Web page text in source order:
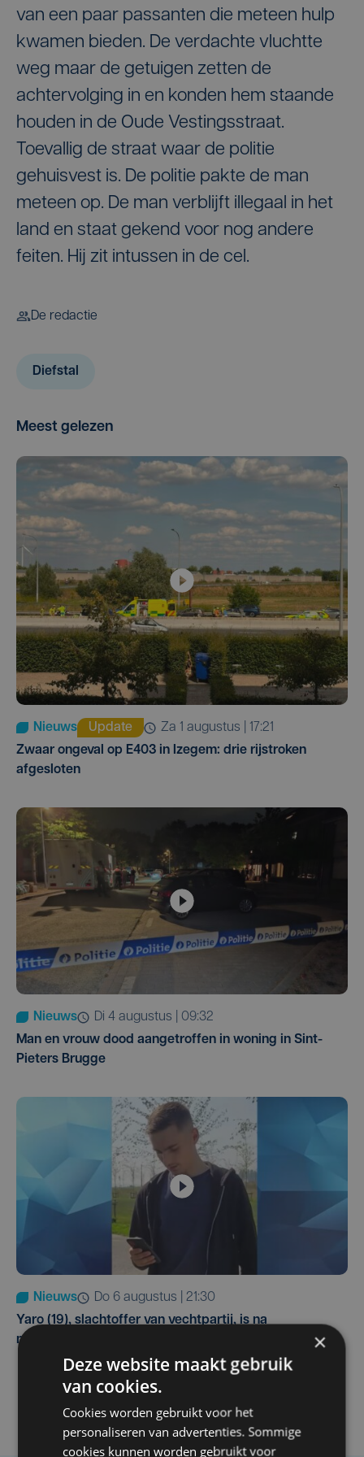
van een paar passanten die meteen hulp
kwamen bieden. De verdachte vluchtte
weg maar de getuigen zetten de
achtervolging in en konden hem staande
houden in de Oude Vestingsstraat.
Toevallig de straat waar de politie
gehuisvest is. De politie pakte de man
meteen op. De man verblijft illegaal in het
land en staat gekend voor nog andere
feiten. Hij zit intussen in de cel.
De redactie
Diefstal
Meest gelezen
Nieuws Update
za 1 augustus | 17:21
Zwaar ongeval op E403 in Izegem: drie rijstroken
afgesloten
Nieuws
di 4 augustus | 09:32
Man en vrouw dood aangetroffen in woning in Sint-
Pieters Brugge
Nieuws
do 6 augustus | 21:30
Yaro (19), slachtoffer van vechtpartij, is na
maandenlange coma overleden
×
Deze website maakt gebruik
van cookies.
Cookies worden gebruikt voor het
personaliseren van advertenties. Sommige
cookies kunnen worden gebruikt voor